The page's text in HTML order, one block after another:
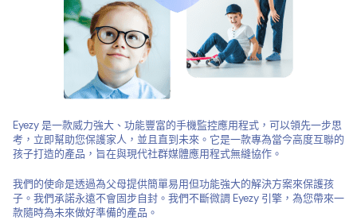
Eyezy 是一款威力強大、功能豐富的手機監控應用程式，可以領先一步思
考，立即幫助您保護家人，並且直到未來。它是一款專為當今高度互聯的
孩子打造的產品，旨在與現代社群媒體應用程式無縫協作。
我們的使命是透過為父母提供簡單易用但功能強大的解決方案來保護孩
子。我們承諾永遠不會固步自封。我們不斷微調 Eyezy 引擎，為您帶來一
款隨時為未來做好準備的產品。